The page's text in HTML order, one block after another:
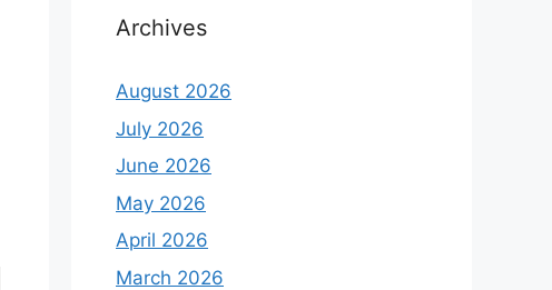
Archives
August 2026
July 2026
June 2026
May 2026
April 2026
March 2026